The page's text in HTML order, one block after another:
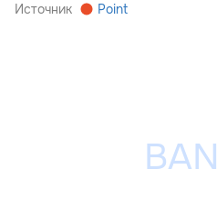
Источник Point